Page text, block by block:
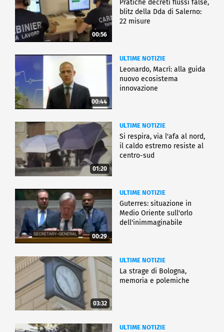
00:56
Pratiche decreti flussi false,
blitz della Dda di Salerno:
22 misure
00:44
ULTIME NOTIZIE
Leonardo, Macrì: alla guida
nuovo ecosistema
innovazione
01:20
ULTIME NOTIZIE
Si respira, via l'afa al nord,
il caldo estremo resiste al
centro-sud
00:29
ULTIME NOTIZIE
Guterres: situazione in
Medio Oriente sull'orlo
dell'inimmaginabile
03:32
ULTIME NOTIZIE
La strage di Bologna,
memoria e polemiche
ULTIME NOTIZIE